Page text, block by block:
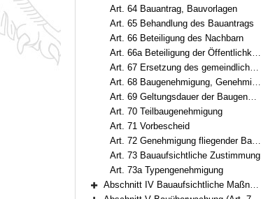
Art. 64 Bauantrag, Bauvorlagen
Art. 65 Behandlung des Bauantrags
Art. 66 Beteiligung des Nachbarn
Art. 66a Beteiligung der Öffentlichkeit
Art. 67 Ersetzung des gemeindlichen Einvernehmens
Art. 68 Baugenehmigung, Genehmigungsfiktion und Baubeginn
Art. 69 Geltungsdauer der Baugenehmigung und der Teilbaugenehmigung
Art. 70 Teilbaugenehmigung
Art. 71 Vorbescheid
Art. 72 Genehmigung fliegender Bauten
Art. 73 Bauaufsichtliche Zustimmung
Art. 73a Typengenehmigung
Bereich erweitern
Abschnitt IV Bauaufsichtliche Maßnahmen (Art. 74–76)